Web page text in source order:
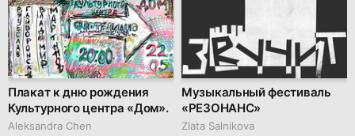
Плакат к дню рождения
Культурного центра «Дом».
Aleksandra Chen
Музыкальный фестиваль
«РЕЗОНАНС»
Zlata Salnikova